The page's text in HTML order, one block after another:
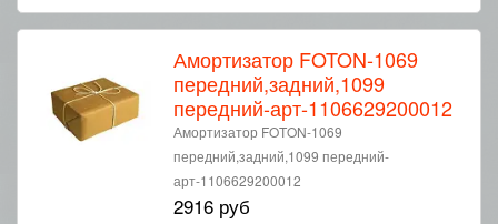
Амортизатор FOTON-1069
передний,задний,1099
передний-арт-1106629200012
Амортизатор FOTON-1069
передний,задний,1099 передний-
арт-1106629200012
2916 руб